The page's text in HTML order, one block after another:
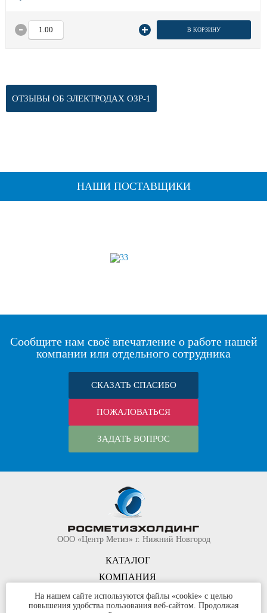
В КОРЗИНУ
ОТЗЫВЫ ОБ ЭЛЕКТРОДАХ ОЗР-1
НАШИ ПОСТАВЩИКИ
Сообщите нам своё впечатление о работе нашей
компании или отдельного сотрудника
СКАЗАТЬ СПАСИБО
ПОЖАЛОВАТЬСЯ
ЗАДАТЬ ВОПРОС
КОМПАНИЯ
ООО «Центр Метиз» г. Нижний Новгород
КАТАЛОГ
КОНТАКТЫ
©ООО «Центр Метиз» 2000-2026
На нашем сайте используются файлы «cookie» с целью
повышения удобства пользования веб-сайтом. Продолжая